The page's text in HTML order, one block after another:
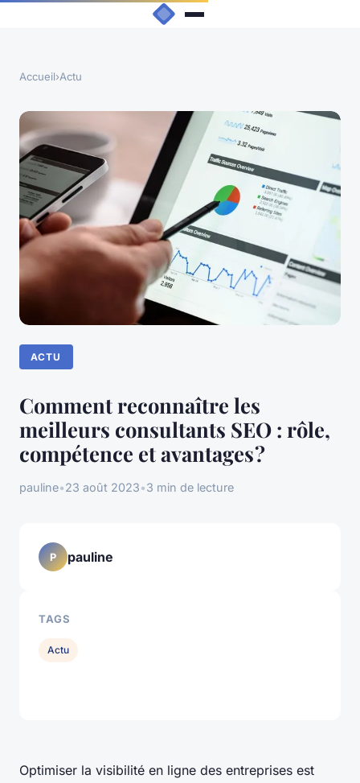
Accueil›Actu
ACTU
Comment reconnaître les
meilleurs consultants SEO : rôle,
compétence et avantages ?
pauline•23 août 2023•3 min de lecture
Optimiser la visibilité en ligne des entreprises est
P pauline
TAGS
Actu